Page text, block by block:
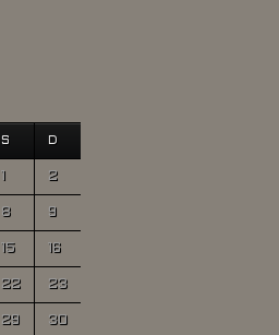
S D
1 2
8 9
15 16
22 23
29 30